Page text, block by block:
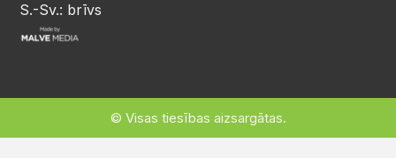
S.-Sv.: brīvs
© Visas tiesības aizsargātas.